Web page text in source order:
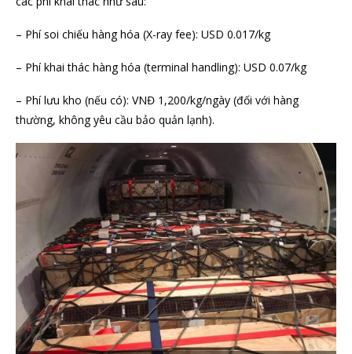
– Phí soi chiếu hàng hóa (X-ray fee): USD 0.017/kg
– Phí khai thác hàng hóa (terminal handling): USD 0.07/kg
– Phí lưu kho (nếu có): VNĐ 1,200/kg/ngày (đối với hàng
thường, không yêu cầu bảo quản lạnh).